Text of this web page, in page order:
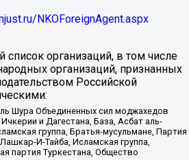
NKOForeignAgent.aspx
организаций, в том числе
организаций, признанных
Российской
Шура Объединенных сил моджахедов
и Дагестана, База, Асбат аль-
группа, Братья-мусульмане, Партия
И-Тайба, Исламская группа,
партия Туркестана, Общество